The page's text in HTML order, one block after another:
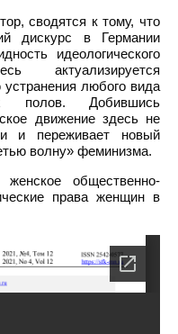
сводятся к тому, что
дискурс в Германии
идеологического
актуализируется
любого вида
полов. Добившись
движение здесь не
и переживает новый
волну» феминизма.
общественно-
права женщин в